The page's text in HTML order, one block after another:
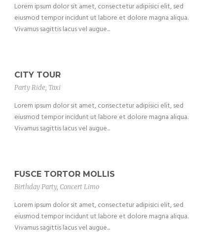
Lorem ipsum dolor sit amet, consectetur adipisici elit, sed
eiusmod tempor incidunt ut labore et dolore magna aliqua.
Vivamus sagittis lacus vel augue...
CITY TOUR
Party Ride, Taxi
Lorem ipsum dolor sit amet, consectetur adipisici elit, sed
eiusmod tempor incidunt ut labore et dolore magna aliqua.
Vivamus sagittis lacus vel augue...
FUSCE TORTOR MOLLIS
Birthday Party, Concert Limo
Lorem ipsum dolor sit amet, consectetur adipisici elit, sed
eiusmod tempor incidunt ut labore et dolore magna aliqua.
Vivamus sagittis lacus vel augue...